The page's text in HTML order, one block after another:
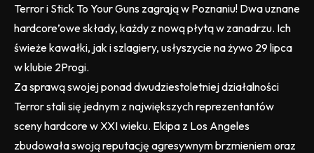
Terror i Stick To Your Guns zagrają w Poznaniu! Dwa uznane
hardcore’owe składy, każdy z nową płytą w zanadrzu. Ich
świeże kawałki, jak i szlagiery, usłyszycie na żywo 29 lipca
w klubie 2Progi.
Za sprawą swojej ponad dwudziestoletniej działalności
Terror stali się jednym z największych reprezentantów
sceny hardcore w XXI wieku. Ekipa z Los Angeles
zbudowała swoją reputację agresywnym brzmieniem oraz